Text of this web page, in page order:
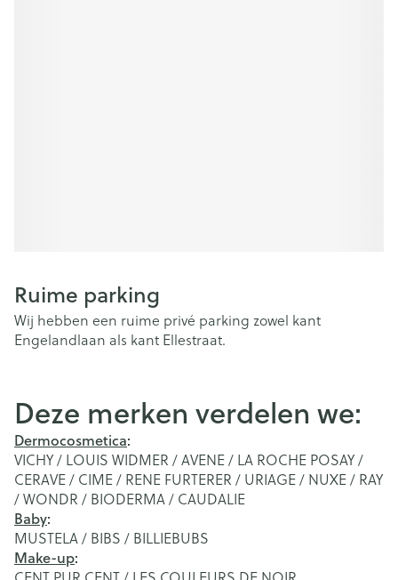
Ruime parking
Wij hebben een ruime privé parking zowel kant
Engelandlaan als kant Ellestraat.
Deze merken verdelen we:
Dermocosmetica:
VICHY / LOUIS WIDMER / AVENE / LA ROCHE POSAY /
CERAVE / CIME / RENE FURTERER / URIAGE / NUXE / RAY
/ WONDR / BIODERMA / CAUDALIE
Baby:
MUSTELA / BIBS / BILLIEBUBS
Make-up: